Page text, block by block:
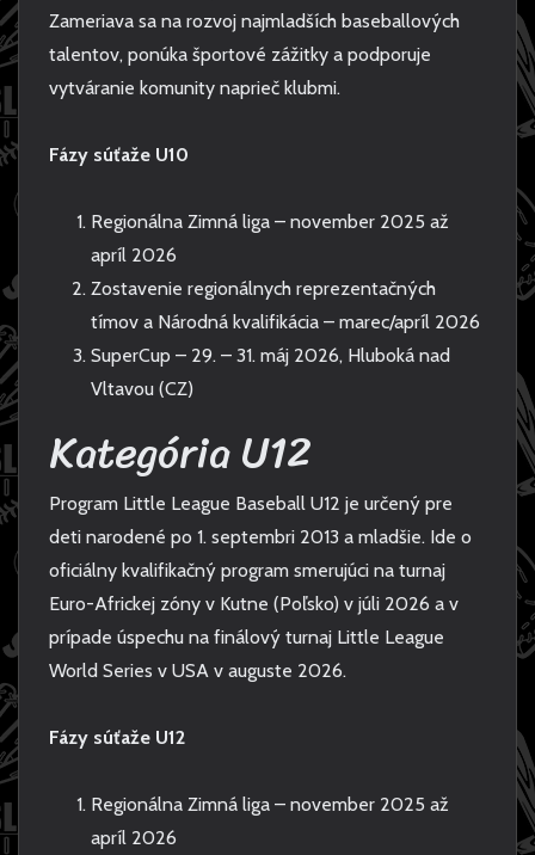
Zameriava sa na rozvoj najmladších baseballových
talentov, ponúka športové zážitky a podporuje
vytváranie komunity naprieč klubmi.
Fázy súťaže U10
Regionálna Zimná liga – november 2025 až
apríl 2026
Zostavenie regionálnych reprezentačných
tímov a Národná kvalifikácia – marec/apríl 2026
SuperCup – 29. – 31. máj 2026, Hluboká nad
Vltavou (CZ)
Kategória U12
Program Little League Baseball U12 je určený pre
deti narodené po 1. septembri 2013 a mladšie. Ide o
oficiálny kvalifikačný program smerujúci na turnaj
Euro-Africkej zóny v Kutne (Poľsko) v júli 2026 a v
prípade úspechu na finálový turnaj Little League
World Series v USA v auguste 2026.
Fázy súťaže U12
Regionálna Zimná liga – november 2025 až
apríl 2026